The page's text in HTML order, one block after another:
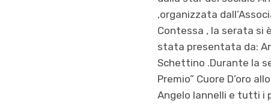
,organizzata
Contessa , la serata si
stata presentata da:
Schettino .Durante la
Premio” Cuore D’oro
Angelo Iannelli e tutti i